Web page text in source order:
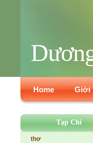
Home Giới
Tạp Chí
thơ